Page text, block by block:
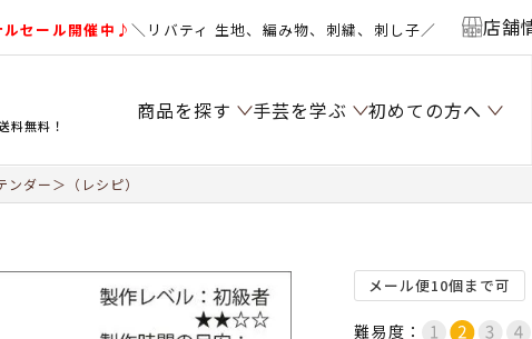
ルセール開催中♪＼リバティ 生地、編み物、刺繍、刺し子／ 店舗
料無料！
商品を探す 手芸を学ぶ 初めての方へ
ダー＞（レシピ）
メール便10個まで可
難易度：